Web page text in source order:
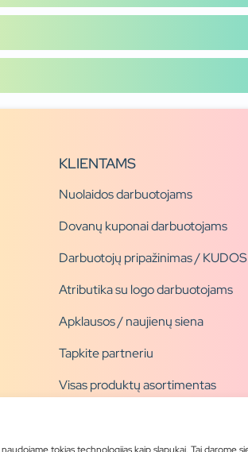
tokias technologijas kaip slapukai. Tai darome
KLIENTAMS
Nuolaidos darbuotojams
Dovanų kuponai darbuotojams
Darbuotojų pripažinimas / KUDOS
Atributika su logo darbuotojams
Apklausos / naujienų siena
Tapkite partneriu
Visas produktų asortimentas
Blogas